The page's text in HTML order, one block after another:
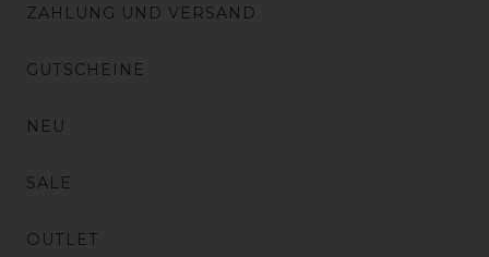
ZAHLUNG UND VERSAND
GUTSCHEINE
NEU
SALE
OUTLET